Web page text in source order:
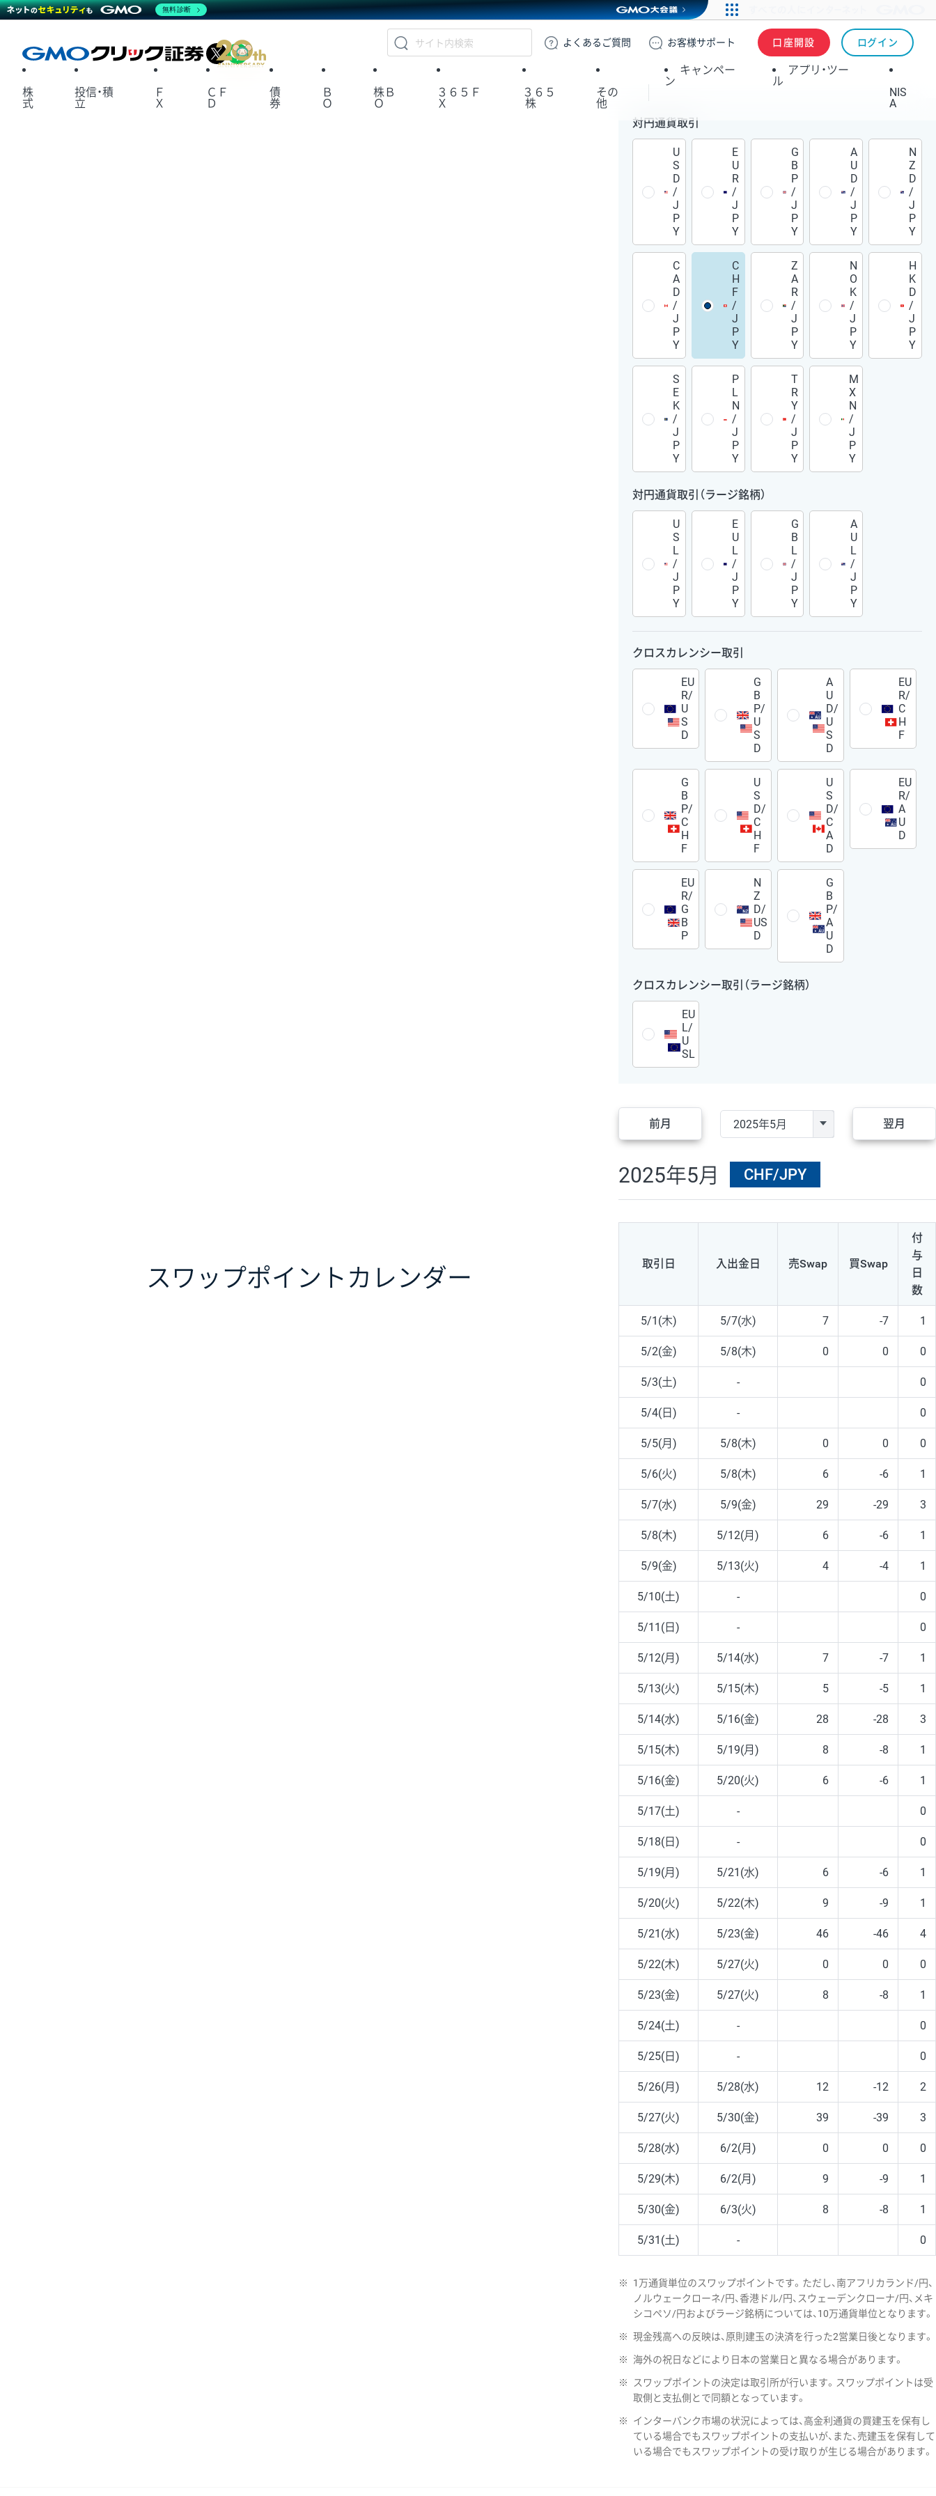
GMOクリック証券
よくある ご質問 お客様サポート 口座開設 ログイン
X
株
式
投信・積
立
Ｆ
Ｘ
ＣＦ
Ｄ
債
券
Ｂ
Ｏ
株Ｂ
Ｏ
３６５Ｆ
Ｘ
３６５
株
その
他
キャンペー
ン
アプリ・ツー
ル
NIS
A
スワップポイント カレンダー
対円通貨取引
U
S
D
/
J
P
Y
E
U
R
/
J
P
Y
G
B
P
/
J
P
Y
A
U
D
/
J
P
Y
N
Z
D
/
J
P
Y
C
A
D
/
J
P
Y
C
H
F
/
J
P
Y
Z
A
R
/
J
P
Y
N
O
K
/
J
P
Y
H
K
D
/
J
P
Y
S
E
K
/
J
P
Y
P
L
N
/
J
P
Y
T
R
Y
/
J
P
Y
M
X
N
/
J
P
Y
対円通貨取引（ラージ銘柄）
U
S
L
/
J
P
Y
E
U
L
/
J
P
Y
G
B
L
/
J
P
Y
A
U
L
/
J
P
Y
クロスカレンシー取引
EU
R/
U
S
D
G
B
P/
U
S
D
A
U
D/
U
S
D
EU
R/
C
H
F
G
B
P/
C
H
F
U
S
D/
C
H
F
U
S
D/
C
A
D
EU
R/
A
U
D
EU
R/
G
B
P
N
Z
D/
US
D
G
B
P/
A
U
D
クロスカレンシー取引（ラージ銘柄）
EU
L/
U
SL
前月 翌月
2025年5月 CHF/JPY
取引日 入出金日 売Swap 買Swap
付
与
日
数
5/1(木) 5/7(水) 7 -7 1
5/2(金) 5/8(木) 0 0 0
5/3(土) - 0
5/4(日) - 0
5/5(月) 5/8(木) 0 0 0
5/6(火) 5/8(木) 6 -6 1
5/7(水) 5/9(金) 29 -29 3
5/8(木) 5/12(月) 6 -6 1
5/9(金) 5/13(火) 4 -4 1
5/10(土) - 0
5/11(日) - 0
5/12(月) 5/14(水) 7 -7 1
5/13(火) 5/15(木) 5 -5 1
5/14(水) 5/16(金) 28 -28 3
5/15(木) 5/19(月) 8 -8 1
5/16(金) 5/20(火) 6 -6 1
5/17(土) - 0
5/18(日) - 0
5/19(月) 5/21(水) 6 -6 1
5/20(火) 5/22(木) 9 -9 1
5/21(水) 5/23(金) 46 -46 4
5/22(木) 5/27(火) 0 0 0
5/23(金) 5/27(火) 8 -8 1
5/24(土) - 0
5/25(日) - 0
5/26(月) 5/28(水) 12 -12 2
5/27(火) 5/30(金) 39 -39 3
5/28(水) 6/2(月) 0 0 0
5/29(木) 6/2(月) 9 -9 1
5/30(金) 6/3(火) 8 -8 1
5/31(土) - 0
※
1万通貨単位のスワップポイントです。ただし、南アフリカランド/円、
ノルウェークローネ/円、香港ドル/円、スウェーデンクローナ/円、メキ
シコペソ/円およびラージ銘柄については、10万通貨単位となります。
※ 現金残高への反映は、原則建玉の決済を行った2営業日後となります。
※ 海外の祝日などにより日本の営業日と異なる場合があります。
※
スワップポイントの決定は取引所が行います。スワップポイントは受
取側と支払側とで同額となっています。
※
インターバンク市場の状況によっては、高金利通貨の買建玉を保有し
ている場合でもスワップポイントの支払いが、また、売建玉を保有して
いる場合でもスワップポイントの受け取りが生じる場合があります。
無料診断